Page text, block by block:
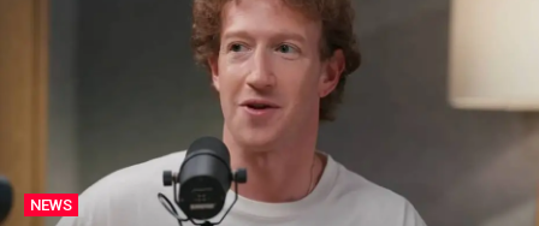
NEWS